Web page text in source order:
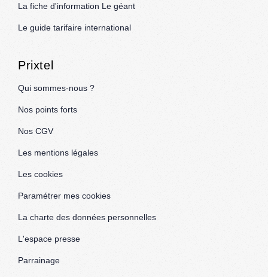
La fiche d'information Le géant
Le guide tarifaire international
Prixtel
Qui sommes-nous ?
Nos points forts
Nos CGV
Les mentions légales
Les cookies
Paramétrer mes cookies
La charte des données personnelles
L'espace presse
Parrainage